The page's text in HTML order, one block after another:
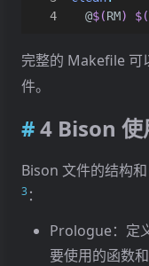
	@
$(RM) $(
完整的 Makefile 可
件。
4 Bison 使
Bison 文件的结构
3：
Prologue：定
要使用的函数